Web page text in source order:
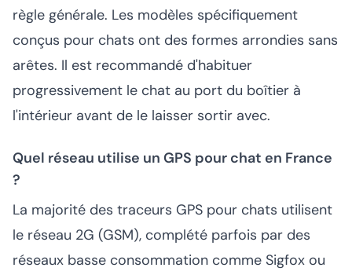
règle générale. Les modèles spécifiquement
conçus pour chats ont des formes arrondies sans
arêtes. Il est recommandé d'habituer
progressivement le chat au port du boîtier à
l'intérieur avant de le laisser sortir avec.
Quel réseau utilise un GPS pour chat en France
?
La majorité des traceurs GPS pour chats utilisent
le réseau 2G (GSM), complété parfois par des
réseaux basse consommation comme Sigfox ou